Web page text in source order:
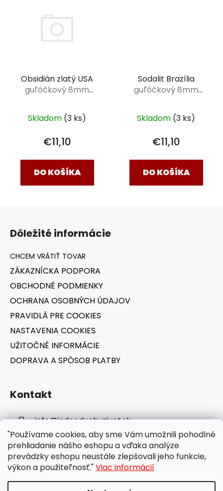
"Používame cookies, aby sme Vám umožnili pohodlné
prehliadanie nášho eshopu a vďaka analýze
prevádzky eshopu neustále zlepšovali jeho funkcie,
výkon a použiteľnosť."Viac informácií
Obsidián zlatý USA
guľôčkový 8mm
Skladom (3 ks)
€11,10
DO KOŠÍKA
Sodalit Brazília
guľôčkový 8mm
Skladom (3 ks)
€11,10
DO KOŠÍKA
Dôležité informácie
ZÁKAZNÍCKA PODPORA
OBCHODNÉ PODMIENKY
OCHRANA OSOBNÝCH ÚDAJOV
PRAVIDLÁ PRE COOKIES
NASTAVENIA COOKIES
UŽITOČNÉ INFORMÁCIE
DOPRAVA A SPÔSOB PLATBY
Kontakt
info@jednoduchyzivot.sk
E-shop: 0948 647 767